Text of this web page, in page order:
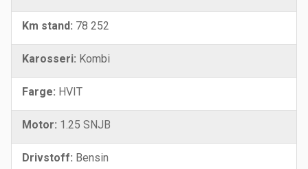
Km stand: 78 252
Karosseri: Kombi
Farge: HVIT
Motor: 1.25 SNJB
Drivstoff: Bensin